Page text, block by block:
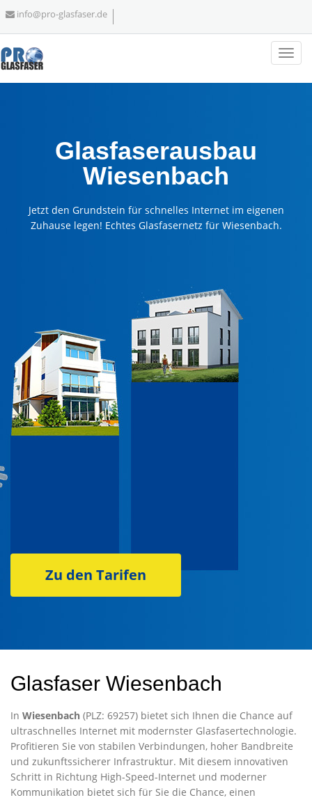
info@pro-glasfaser.de
Glasfaserausbau
Wiesenbach
Jetzt den Grundstein für schnelles Internet im eigenen
Zuhause legen! Echtes Glasfasernetz für Wiesenbach.
Zu den Tarifen
Glasfaser Wiesenbach
In Wiesenbach (PLZ: 69257) bietet sich Ihnen die Chance auf
ultraschnelles Internet mit modernster Glasfasertechnologie.
Profitieren Sie von stabilen Verbindungen, hoher Bandbreite
und zukunftssicherer Infrastruktur. Mit diesem innovativen
Schritt in Richtung High-Speed-Internet und moderner
Kommunikation bietet sich für Sie die Chance, einen